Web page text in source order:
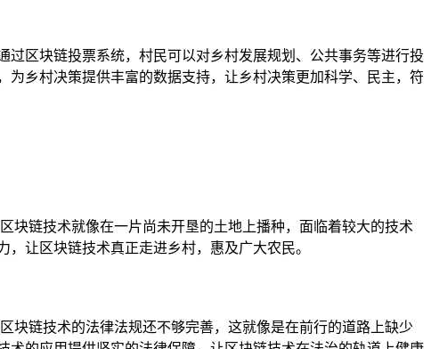
区块链投票系统，村民可以对乡村发展规划、公共事务等进行投
乡村决策提供丰富的数据支持，让乡村决策更加科学、民主，符
块链技术就像在一片尚未开垦的土地上播种，面临着较大的技术
让区块链技术真正走进乡村，惠及广大农民。
块链技术的法律法规还不够完善，这就像是在前行的道路上缺少